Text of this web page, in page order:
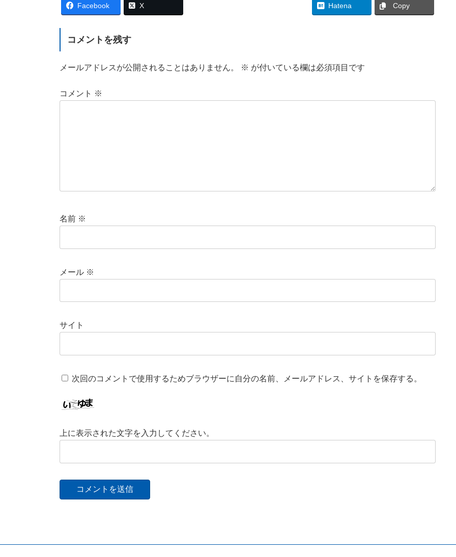
Facebook X Hatena Copy
コメントを残す
メールアドレスが公開されることはありません。 ※ が付いている欄は必須項目です
コメント ※
名前 ※
メール ※
サイト
次回のコメントで使用するためブラウザーに自分の名前、メールアドレス、サイトを保存する。
上に表示された文字を入力してください。